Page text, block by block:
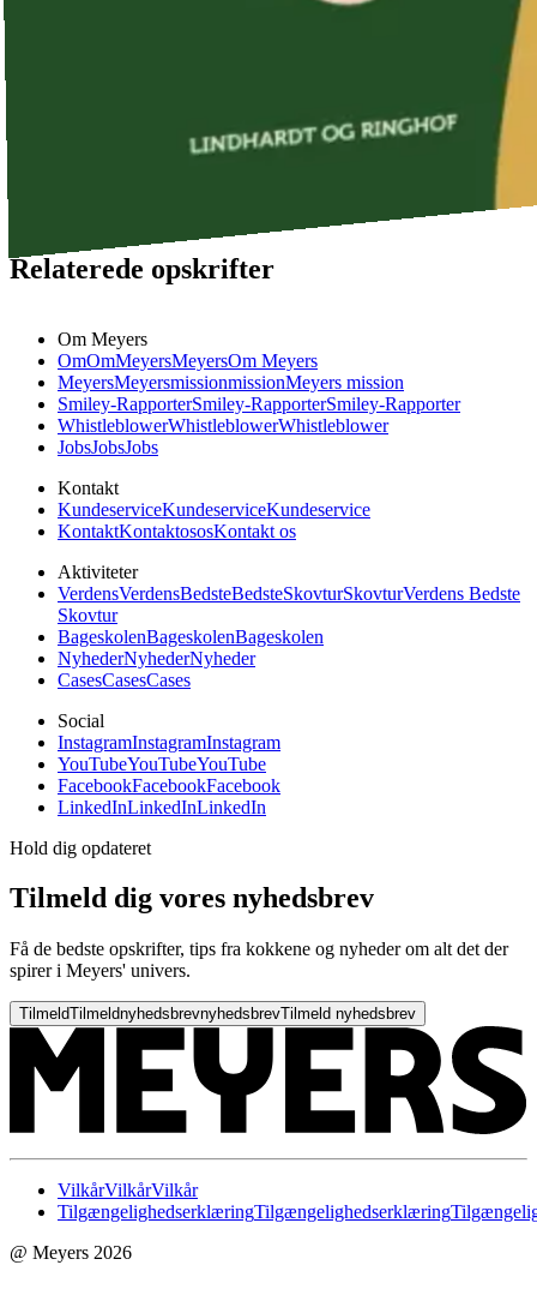
Relaterede opskrifter
Om Meyers
OmOmMeyersMeyersOm Meyers
MeyersMeyersmissionmissionMeyers mission
Smiley-RapporterSmiley-RapporterSmiley-Rapporter
WhistleblowerWhistleblowerWhistleblower
JobsJobsJobs
Kontakt
KundeserviceKundeserviceKundeservice
KontaktKontaktososKontakt os
Aktiviteter
VerdensVerdensBedsteBedsteSkovturSkovturVerdens Bedste
Skovtur
BageskolenBageskolenBageskolen
NyhederNyhederNyheder
CasesCasesCases
Social
InstagramInstagramInstagram
YouTubeYouTubeYouTube
FacebookFacebookFacebook
LinkedInLinkedInLinkedIn
Hold dig opdateret
Tilmeld dig vores nyhedsbrev
Få de bedste opskrifter, tips fra kokkene og nyheder om alt det der
spirer i Meyers' univers.
TilmeldTilmeldnyhedsbrevnyhedsbrevTilmeld nyhedsbrev
VilkårVilkårVilkår
TilgængelighedserklæringTilgængelighedserklæring
@ Meyers 2026